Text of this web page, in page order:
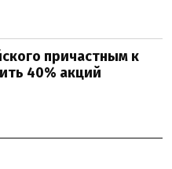
причастным к
40% акций